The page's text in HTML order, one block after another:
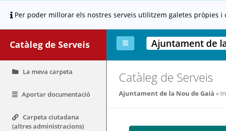
Per poder millorar els nostres serveis utilitzem galetes pròpies
Catàleg de Serveis
La meva carpeta
Aportar documentació
Carpeta ciutadana
(altres administracions)
Ajuntament de
Catàleg de Serveis
Ajuntament de la Nou de Gaià